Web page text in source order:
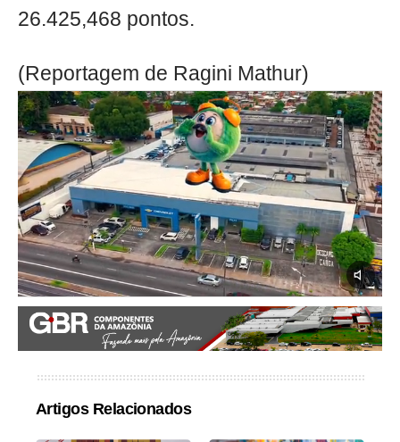
26.425,468 pontos.
(Reportagem de Ragini Mathur)
Artigos Relacionados